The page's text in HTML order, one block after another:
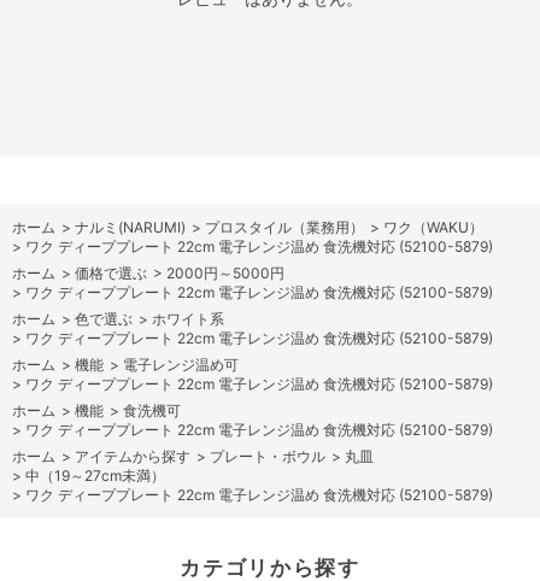
ホーム > ナルミ(NARUMI) > プロスタイル（業務用） > ワク（WAKU）
> ワク ディーププレート 22cm 電子レンジ温め 食洗機対応 (52100-5879)
ホーム > 価格で選ぶ > 2000円～5000円
> ワク ディーププレート 22cm 電子レンジ温め 食洗機対応 (52100-5879)
ホーム > 色で選ぶ > ホワイト系
> ワク ディーププレート 22cm 電子レンジ温め 食洗機対応 (52100-5879)
ホーム > 機能 > 電子レンジ温め可
> ワク ディーププレート 22cm 電子レンジ温め 食洗機対応 (52100-5879)
ホーム > 機能 > 食洗機可
> ワク ディーププレート 22cm 電子レンジ温め 食洗機対応 (52100-5879)
ホーム > アイテムから探す > プレート・ボウル > 丸皿
> 中（19～27cm未満）
> ワク ディーププレート 22cm 電子レンジ温め 食洗機対応 (52100-5879)
カテゴリから探す